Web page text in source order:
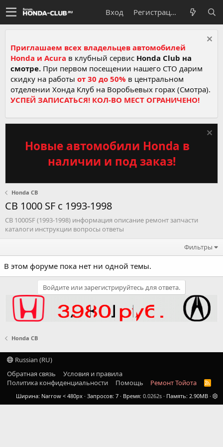
Вход Регистрация
Приглашаем всех владельцев автомобилей
Honda и Acura в клубный сервис Honda Club на
смотре. При первом посещении нашего СТО дарим
скидку на работы от 30 до 50% в центральном
отделении Хонда Клуб на Воробьевых горах (Смотра).
УСПЕЙ ЗАПИСАТЬСЯ! КОЛ-ВО МЕСТ ОГРАНИЧЕНО!
Новые автомобили Honda в
наличии и под заказ!
Honda CB
CB 1000 SF c 1993-1998
CB 1000SF (1993-1998) информация описание ремонт запчасти
каталоги инструкции вопросы ответы
Фильтры
В этом форуме пока нет ни одной темы.
Войдите или зарегистрируйтесь для ответа.
Honda CB
Russian (RU)
Обратная связь
Условия и правила
Политика конфиденциальности
Помощь Ремонт Тойота
R
S
S
Ширина Запросов 7 Время 0.0262s Память 2.90MB